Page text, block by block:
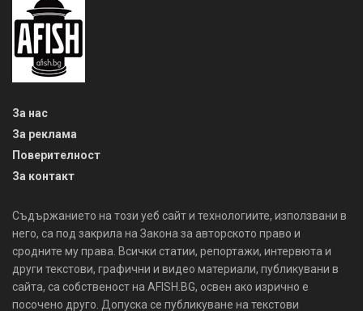
За нас
За реклама
Поверителност
За контакт
Съдържанието на този уеб сайт и технологиите, използвани в
него, са под закрила на Закона за авторското право и
сродните му права. Всички статии, репортажи, интервюта и
други текстови, графични и видео материали, публикувани в
сайта, са собственост на AFISH.BG, освен ако изрично е
посочено друго. Допуска се публикуване на текстови